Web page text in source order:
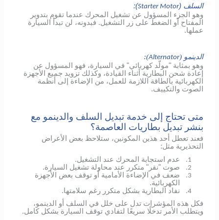
السلف (Starter Motor
):
وهو الجزء المسؤول عن تشغيل المحرك عندما تقوم بتدوير
المفتاح أو الضغط على زر التشغيل. فبدونه، لن تبدأ السيارة
عملها.
الدينمو (Alternator
):
وهو بمثابة "مولّد كهربائي" في السيارة، فهو المسؤول عن
إعادة شحن البطارية أثناء القيادة، وكذلك تزويد جميع الأجهزة
الكهربائية بالطاقة اللازمة للعمل، من الإضاءة إلى أنظمة
الصوت والتكييف.
متى تحتاج إلى خدمة تبديل السلف والدينمو مع
بنشر تبديل بطاريات العاصمة؟
فعند تعطل أحد هذين المكونين، ستلاحظ بعض الأعراض
التحذيرية مثل:
1. عدم استجابة المحرك عند التشغيل.
2. صوت "نقر" متكرر عند محاولة تشغيل السيارة.
3.
ضعف في الإضاءة الأمامية أو توقف بعض الأجهزة
الكهربائية.
4.
نفاد البطارية بشكل متكرر رغم سلامتها.
فكل هذه المؤشرات تدل على خلل في السلف أو الدينمو،
ويتطلب الأمر تدخلًا سريعًا لتفادي توقف السيارة بشكل كامل.